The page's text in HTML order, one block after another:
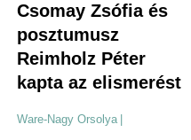
Csomay Zsófia és
posztumusz
Reimholz Péter
kapta az elismerést
Ware-Nagy Orsolya